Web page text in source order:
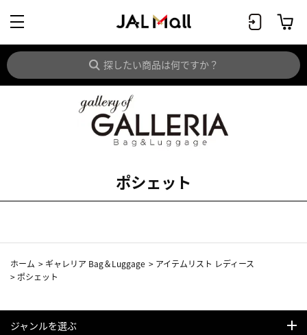
ポシェット
ホーム > ギャレリア Bag＆Luggage > アイテムリスト レディース
> ポシェット
ジャンルを選ぶ